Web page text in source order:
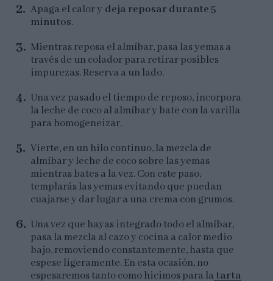
Apaga el calor y deja reposar durante 5
minutos.
Mientras reposa el almíbar, pasa las yemas a
través de un colador para retirar posibles
impurezas. Reserva a un lado.
Una vez pasado el tiempo de reposo, incorpora
la leche de coco al almíbar y bate con la varilla
para homogeneizar.
Vierte, en un hilo continuo, la mezcla de
almíbar y leche de coco sobre las yemas
mientras bates a la vez. Con este paso,
templarás las yemas evitando que puedan
cuajarse y dar lugar a una crema con grumos.
Una vez que hayas integrado todo el almíbar,
pasa la mezcla al cazo y cocina a calor medio
bajo, removiendo constantemente, hasta que
espese ligeramente. En esta ocasión, no
espesaremos tanto como hicimos para latarta